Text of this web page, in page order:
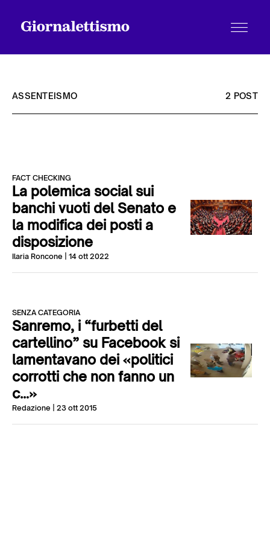
Chi siamo
Contatti
ASSENTEISMO 2 POST
FACT CHECKING
La polemica social sui
banchi vuoti del Senato e
la modifica dei posti a
disposizione
Ilaria Roncone | 14 ott 2022
SENZA CATEGORIA
Sanremo, i “furbetti del
cartellino” su Facebook si
lamentavano dei «politici
corrotti che non fanno un
c…»
Redazione | 23 ott 2015